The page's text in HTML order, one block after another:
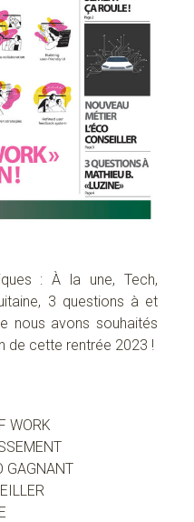
: À la une, Tech,
3 questions à et
nous avons souhaités
de cette rentrée 2023 !
WORK
GAGNANT